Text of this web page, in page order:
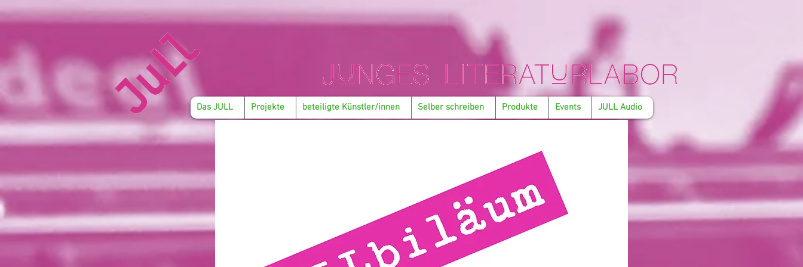
Das JULL Projekte beteiligte Künstler/innen Selber schreiben Produkte Events JULL Audio